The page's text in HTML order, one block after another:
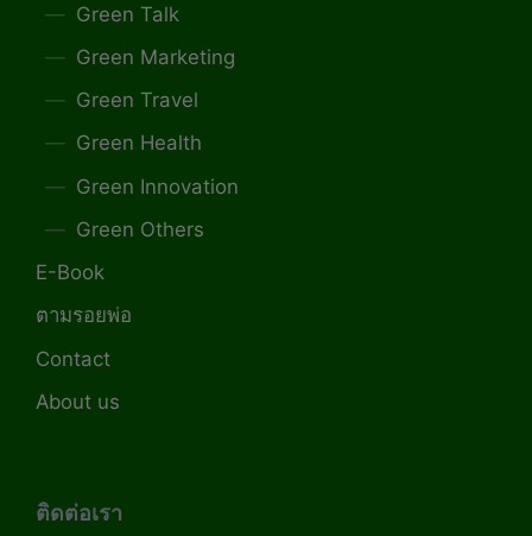
Green Talk
Green Marketing
Green Travel
Green Health
Green Innovation
Green Others
E-Book
ตามรอยพ่อ
Contact
About us
ติดต่อเรา